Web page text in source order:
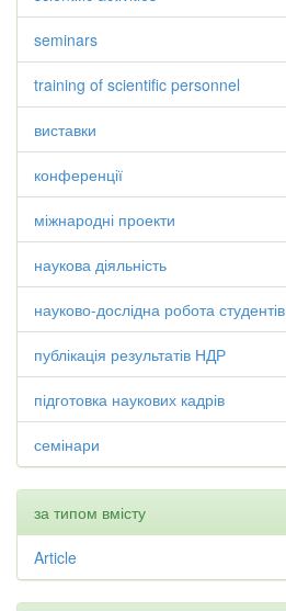
seminars
training of scientific personnel
виставки
конференції
міжнародні проекти
наукова діяльність
науково-дослідна робота студентів
публікація результатів НДР
підготовка наукових кадрів
семінари
за типом вмісту
Article